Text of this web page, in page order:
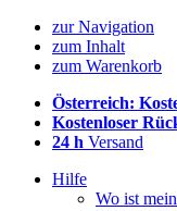
zur Navigation
zum Inhalt
zum Warenkorb
Österreich:
Kostenloser
24 h Versand
Hilfe
Wo ist